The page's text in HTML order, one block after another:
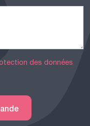
des données